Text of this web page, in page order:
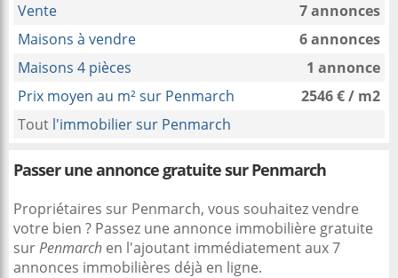
Vente
7 annonces
Maisons à vendre
6 annonces
Maisons 4 pièces
1 annonce
Prix moyen au m² sur Penmarch
2546 € / m2
Tout l'immobilier sur Penmarch
Passer une annonce gratuite sur Penmarch
Propriétaires sur Penmarch, vous souhaitez vendre
votre bien ? Passez une annonce immobilière gratuite
surPenmarch en l'ajoutant immédiatement aux 7
annonces immobilières déjà en ligne.